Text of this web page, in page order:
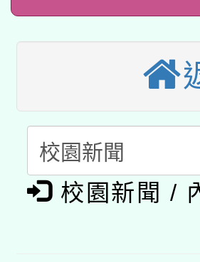
開 智慧啟航
本校115學
招甄選結果
適應運動共
本館辦理
暨閱讀推動
科技賦能─
礎課程
A3數位素養
「數位內容
校園新聞 /